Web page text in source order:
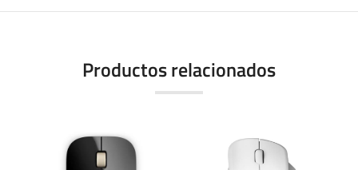
Productos relacionados